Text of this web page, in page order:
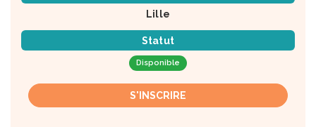
Lille
Statut
Disponible
S'INSCRIRE